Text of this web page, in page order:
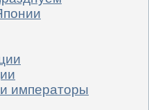
императоры